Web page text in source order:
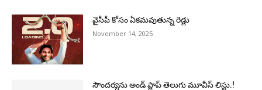
వైసీపీ కోసం ఏక‌మ‌వుతున్న రెడ్లు
November 14, 2025
సౌందర్యను అండ్‌ ప్లాప్‌ తెలుగు మూవీస్‌ లిస్టు.!